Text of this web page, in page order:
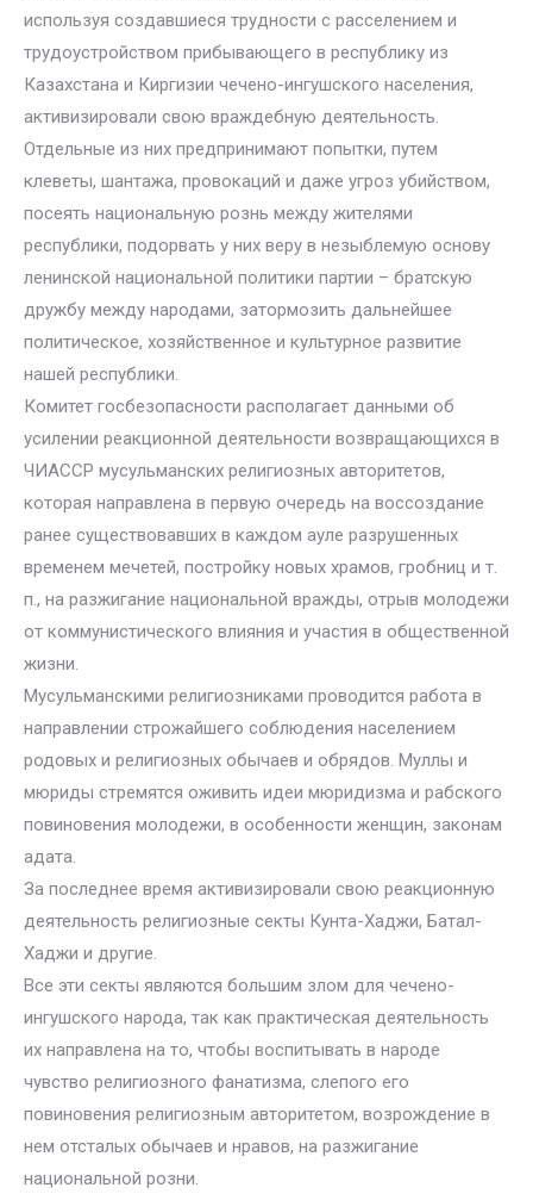
используя создавшиеся трудности с расселением и
трудоустройством прибывающего в республику из
Казахстана и Киргизии чечено-ингушского населения,
активизировали свою враждебную деятельность.
Отдельные из них предпринимают попытки, путем
клеветы, шантажа, провокаций и даже угроз убийством,
посеять национальную рознь между жителями
республики, подорвать у них веру в незыблемую основу
ленинской национальной политики партии – братскую
дружбу между народами, затормозить дальнейшее
политическое, хозяйственное и культурное развитие
нашей республики.
Комитет госбезопасности располагает данными об
усилении реакционной деятельности возвращающихся в
ЧИАССР мусульманских религиозных авторитетов,
которая направлена в первую очередь на воссоздание
ранее существовавших в каждом ауле разрушенных
временем мечетей, постройку новых храмов, гробниц и т.
п., на разжигание национальной вражды, отрыв молодежи
от коммунистического влияния и участия в общественной
жизни.
Мусульманскими религиозниками проводится работа в
направлении строжайшего соблюдения населением
родовых и религиозных обычаев и обрядов. Муллы и
мюриды стремятся оживить идеи мюридизма и рабского
повиновения молодежи, в особенности женщин, законам
адата.
За последнее время активизировали свою реакционную
деятельность религиозные секты Кунта-Хаджи, Батал-
Хаджи и другие.
Все эти секты являются большим злом для чечено-
ингушского народа, так как практическая деятельность
их направлена на то, чтобы воспитывать в народе
чувство религиозного фанатизма, слепого его
повиновения религиозным авторитетом, возрождение в
нем отсталых обычаев и нравов, на разжигание
национальной розни.